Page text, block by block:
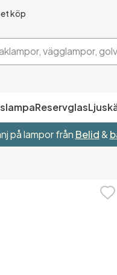
köp
Reservglas
på lampor från Belid&